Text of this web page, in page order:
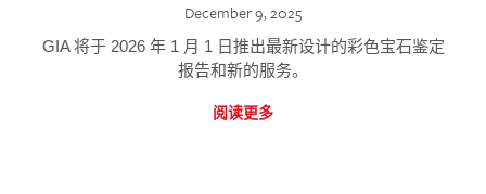
December 9, 2025
GIA 将于 2026 年 1 月 1 日推出最新设计的彩色宝石鉴定
报告和新的服务。
阅读更多